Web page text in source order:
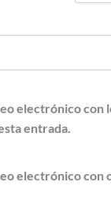
electrónico con
entrada.
electrónico con